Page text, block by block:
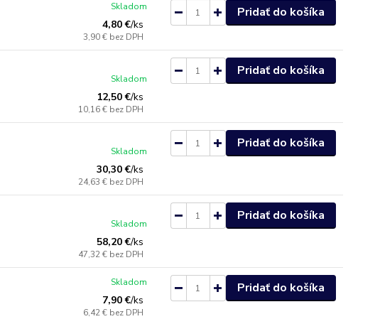
4,80 €/ks
3,90 € bez DPH
Skladom Pridať do košíka
12,50 €/ks
10,16 € bez DPH
Skladom
Pridať do košíka
30,30 €/ks
24,63 € bez DPH
Skladom
Pridať do košíka
58,20 €/ks
47,32 € bez DPH
Skladom
Pridať do košíka
7,90 €/ks
6,42 € bez DPH
Skladom Pridať do košíka